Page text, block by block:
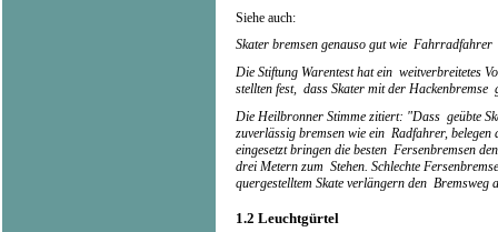
Siehe auch:
Skater bremsen genauso gut wie Fahrradfahrer
Die Stiftung Warentest hat ein weitverbreitetes
stellten fest, dass Skater mit der
Die Heilbronner Stimme zitiert: "Dass geübte
zuverlässig bremsen wie ein Radfahrer,
eingesetzt bringen die besten Fersenbremsen
drei Metern zum Stehen. Schlechte
quergestelltem Skate verlängern den Bremsweg
1.2 Leuchtgürtel